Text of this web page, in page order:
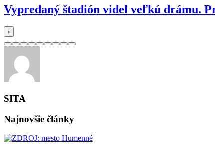
Vypredaný štadión videl veľkú drámu.
›
SITA
Najnovšie články